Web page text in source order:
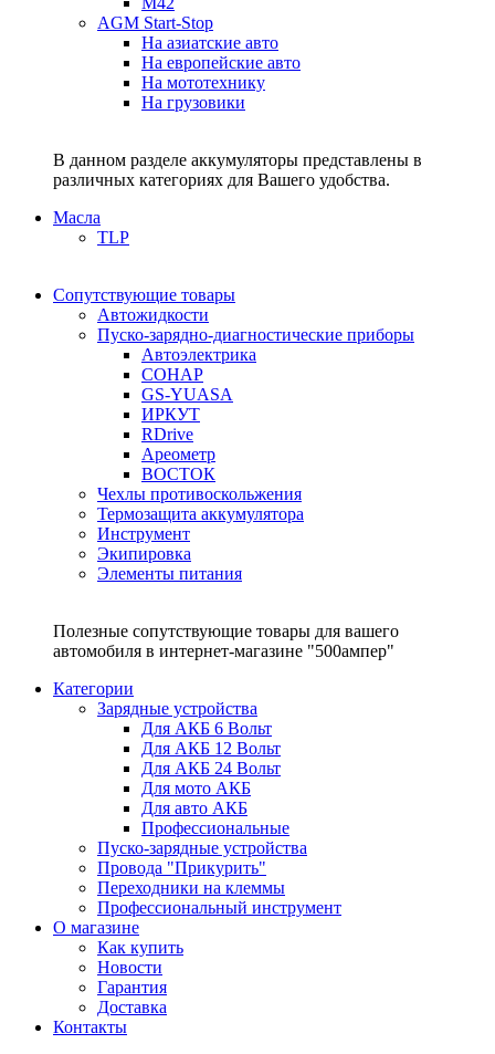
AGM Start-Stop
На азиатские авто
На европейские авто
На мототехнику
На грузовики
В данном разделе аккумуляторы представлены в
различных категориях для Вашего удобства.
Масла
TLP
Сопутствующие товары
Автожидкости
Пуско-зарядно-диагностические приборы
Автоэлектрика
СОНАР
GS-YUASA
ИРКУТ
RDrive
Ареометр
ВОСТОК
Чехлы противоскольжения
Термозащита аккумулятора
Инструмент
Экипировка
Элементы питания
Полезные сопутствующие товары для вашего
автомобиля в интернет-магазине "500ампер"
Категории
Зарядные устройства
Для АКБ 6 Вольт
Для АКБ 12 Вольт
Для АКБ 24 Вольт
Для мото АКБ
Для авто АКБ
Профессиональные
Пуско-зарядные устройства
Провода "Прикурить"
Переходники на клеммы
Профессиональный инструмент
О магазине
Как купить
Новости
Гарантия
Доставка
Контакты